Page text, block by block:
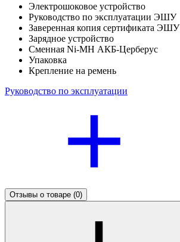
Электрошоковое устройство
Руководство по эксплуатации ЭШУ
Заверенная копия сертификата ЭШУ
Зарядное устройство
Сменная Ni-MH АКБ-Церберус
Упаковка
Крепление на ремень
Руководство по эксплуатации
Отзывы о товаре (0)